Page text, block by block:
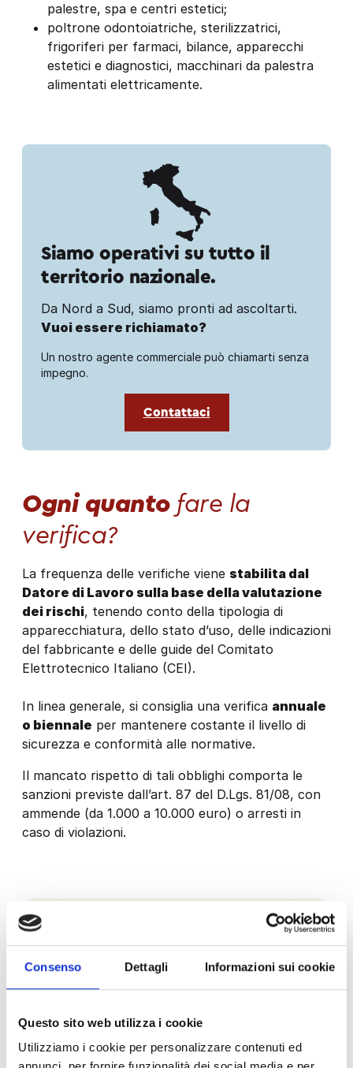
Consenso Dettagli Informazioni sui cookie
Questo sito web utilizza i cookie
Utilizziamo i cookie per personalizzare contenuti ed
palestre, spa e centri estetici;
poltrone odontoiatriche, sterilizzatrici,
frigoriferi per farmaci, bilance, apparecchi
estetici e diagnostici, macchinari da palestra
alimentati elettricamente.
Siamo operativi su tutto il
territorio nazionale.
Da Nord a Sud, siamo pronti ad ascoltarti.
Vuoi essere richiamato?
Un nostro agente commerciale può chiamarti senza
impegno.
Contattaci
Ogni quantofare la
verifica?
La frequenza delle verifiche viene stabilita dal
Datore di Lavoro sulla base della valutazione
dei rischi, tenendo conto della tipologia di
apparecchiatura, dello stato d’uso, delle indicazioni
del fabbricante e delle guide del Comitato
Elettrotecnico Italiano (CEI).
In linea generale, si consiglia una verifica annuale
o biennale per mantenere costante il livello di
sicurezza e conformità alle normative.
Il mancato rispetto di tali obblighi comporta le
sanzioni previste dall’art. 87 del D.Lgs. 81/08, con
ammende (da 1.000 a 10.000 euro) o arresti in
caso di violazioni.
Verifiche
secondo il D.P.R. 162 del 30.04.1999 e s.m.i.
per l’attuazione della direttiva 2014/33/UE
l’esercizio degli ascensori.